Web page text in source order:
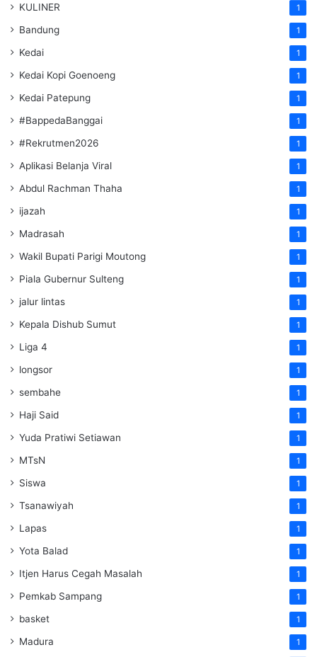
KULINER 1
Bandung 1
Kedai 1
Kedai Kopi Goenoeng 1
Kedai Patepung 1
#BappedaBanggai 1
#Rekrutmen2026 1
Aplikasi Belanja Viral 1
Abdul Rachman Thaha 1
ijazah 1
Madrasah 1
Wakil Bupati Parigi Moutong 1
Piala Gubernur Sulteng 1
jalur lintas 1
Kepala Dishub Sumut 1
Liga 4 1
longsor 1
sembahe 1
Haji Said 1
Yuda Pratiwi Setiawan 1
MTsN 1
Siswa 1
Tsanawiyah 1
Lapas 1
Yota Balad 1
Itjen Harus Cegah Masalah 1
Pemkab Sampang 1
basket 1
Madura 1